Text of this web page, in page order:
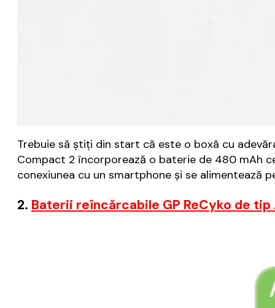
Trebuie să știți din start că este o boxă cu
Compact 2 încorporează o baterie de 480 mAh
conexiunea cu un smartphone și se alimentează
2. Baterii reîncărcabile GP ReCyko de tip